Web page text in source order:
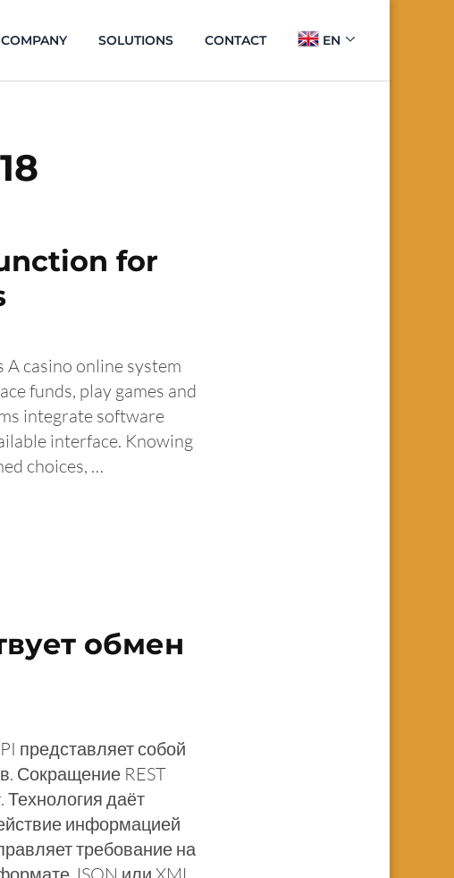
COMPANY SOLUTIONS CONTACT EN
for
casino online system
funds, play games and
integrate software
interface. Knowing
choices, …
обмен
представляет собой
Сокращение REST
даёт
информацией
требование на